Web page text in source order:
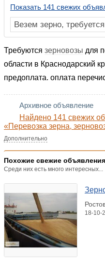
Показать 141 свежих
Требуются зерновозы для
области в Краснодарский
предоплата. оплата
Архивное объявление
Найдено 141 свежих
«Перевозка зерна,
Дополнительно
Похожие свежие объявления
Среди них есть много интересных...
18-10-